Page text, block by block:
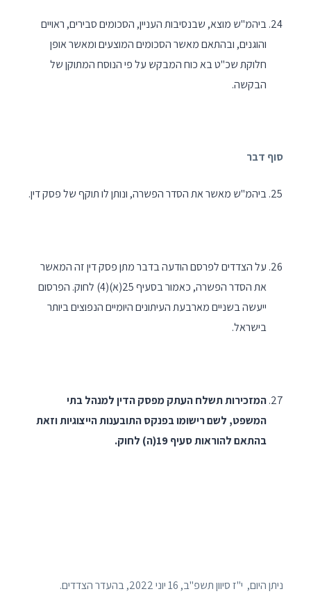
ביהמ"ש מוצא, שבנסיבות העניין, הסכומים סבירים, ראויים
והוגנים, ובהתאם מאשר הסכומים המוצעים ומאשר אופן
חלוקת שכ"ט בא כוח המבקש על פי הנוסח המתוקן של
הבקשה.
סוף דבר
ביהמ"ש מאשר את הסדר הפשרה, ונותן לו תוקף של פסק דין.
על הצדדים לפרסם הודעה בדבר מתן פסק דין זה המאשר
את הסדר הפשרה, כאמור בסעיף 25(א)(4) לחוק. הפרסום
ייעשה בשניים מארבעת העיתונים היומיים הנפוצים ביותר
בישראל.
המזכירות תשלח העתק מפסק הדין למנהל בתי
המשפט, לשם רישומו בפנקס התובענות הייצוגיות וזאת
בהתאם להוראות סעיף 19(ה) לחוק.
ניתן היום, י"ז סיוון תשפ"ב, 16 יוני 2022, בהעדר הצדדים.